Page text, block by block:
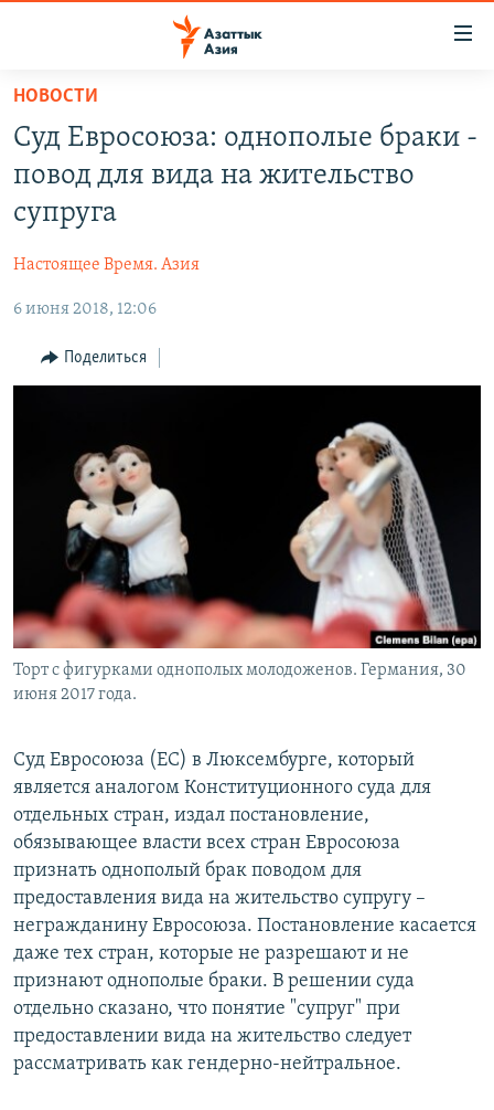
Вернуться
основному
содержанию
главной
Вернутся
поиску
КАЗАХСТАН
ТАДЖИКИСТАН
НОВОСТИ
ҚАЗАҚША
КЫРГЫЗЧА
ЎЗБЕКЧА
НОВОСТИ
Суд Евросоюза: однополые браки -
повод для вида на жительство
супруга
Настоящее Время. Азия
6 июня 2018, 12:06
Поделиться
Торт с фигурками однополых молодоженов. Германия, 30
июня 2017 года.
Суд Евросоюза (ЕС) в Люксембурге, который
является аналогом Конституционного суда для
отдельных стран, издал постановление,
обязывающее власти всех стран Евросоюза
признать однополый брак поводом для
предоставления вида на жительство супругу –
негражданину Евросоюза. Постановление касается
даже тех стран, которые не разрешают и не
признают однополые браки. В решении суда
отдельно сказано, что понятие "супруг" при
предоставлении вида на жительство следует
рассматривать как гендерно-нейтральное.